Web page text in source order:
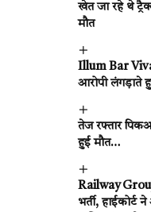
खेत जा रहे थे
मौत
Illum Bar
आरोपी लंगड़ाते
तेज रफ्तार
हुई मौत…
Railway
भर्ती, हाईकोर्ट